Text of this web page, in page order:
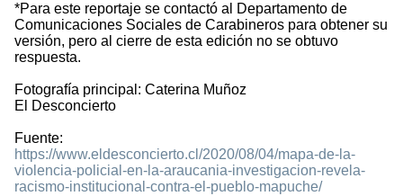
*Para este reportaje se contactó al Departamento de
Comunicaciones Sociales de Carabineros para obtener su
versión, pero al cierre de esta edición no se obtuvo
respuesta.
Fotografía principal: Caterina Muñoz
El Desconcierto
Fuente:
https://www.eldesconcierto.cl/2020/08/04/mapa-de-la-
violencia-policial-en-la-araucania-investigacion-revela-
racismo-institucional-contra-el-pueblo-mapuche/